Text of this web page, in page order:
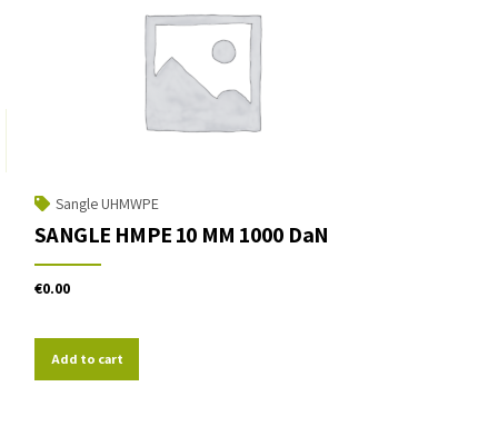
Sangle UHMWPE
SANGLE HMPE 10 MM 1000 DaN
€0.00
Add to cart